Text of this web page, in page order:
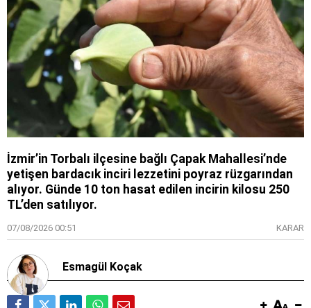
İzmir’in Torbalı ilçesine bağlı Çapak Mahallesi’nde
yetişen bardacık inciri lezzetini poyraz rüzgarından
alıyor. Günde 10 ton hasat edilen incirin kilosu 250
TL’den satılıyor.
07/08/2026 00:51 KARAR
Esmagül Koçak